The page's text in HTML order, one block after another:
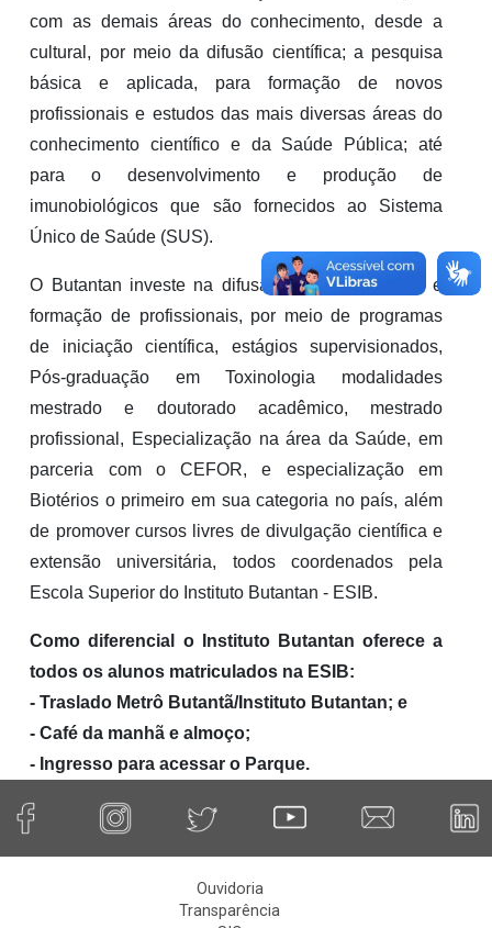
com as demais áreas do conhecimento, desde a
cultural, por meio da difusão científica; a pesquisa
básica e aplicada, para formação de novos
profissionais e estudos das mais diversas áreas do
conhecimento científico e da Saúde Pública; até
para o desenvolvimento e produção de
imunobiológicos que são fornecidos ao Sistema
Único de Saúde (SUS).
O Butantan investe na difusão do conhecimento e
formação de profissionais, por meio de programas
de iniciação científica, estágios supervisionados,
Pós-graduação em Toxinologia modalidades
mestrado e doutorado acadêmico, mestrado
profissional, Especialização na área da Saúde, em
parceria com o CEFOR, e especialização em
Biotérios o primeiro em sua categoria no país, além
de promover cursos livres de divulgação científica e
extensão universitária, todos coordenados pela
Escola Superior do Instituto Butantan - ESIB.
Como diferencial o Instituto Butantan oferece a
todos os alunos matriculados na ESIB:
- Traslado Metrô Butantã/Instituto Butantan; e
- Café da manhã e almoço;
- Ingresso para acessar o Parque.
Ouvidoria
Transparência